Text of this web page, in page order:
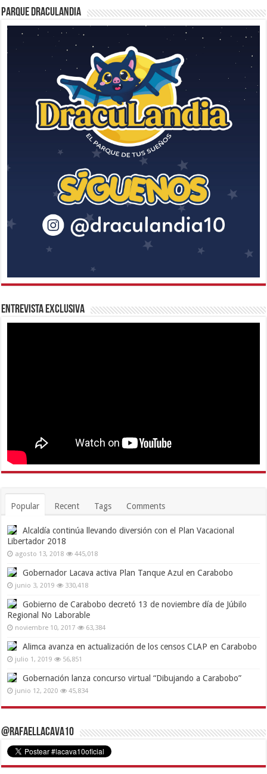
Parque Draculandia
Entrevista Exclusiva
Popular Recent Tags Comments
Alcaldía continúa llevando diversión con el Plan Vacacional
Libertador 2018
agosto 13, 2018 445,018
Gobernador Lacava activa Plan Tanque Azul en Carabobo
junio 3, 2019 330,418
Gobierno de Carabobo decretó 13 de noviembre día de Júbilo
Regional No Laborable
noviembre 10, 2017 63,384
Alimca avanza en actualización de los censos CLAP en Carabobo
julio 1, 2019 56,851
Gobernación lanza concurso virtual “Dibujando a Carabobo”
junio 12, 2020 45,834
@RafaelLacava10